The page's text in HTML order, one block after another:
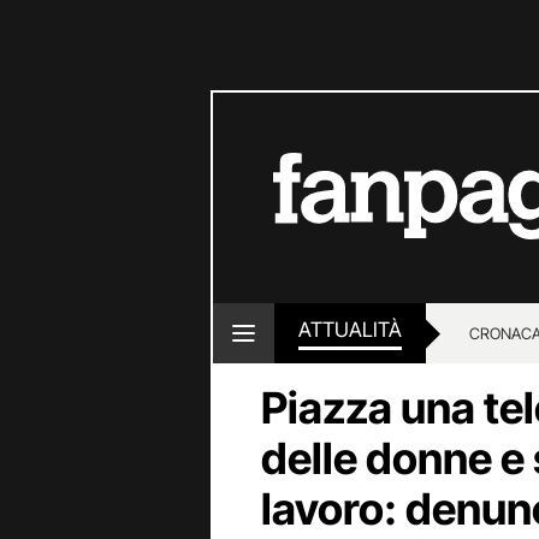
ATTUALITÀ
LOTTO E
Piazza una
delle donne
lavoro: